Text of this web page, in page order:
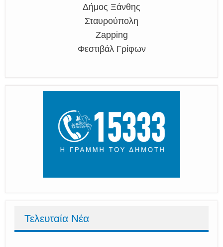
Δήμος Ξάνθης
Σταυρούπολη
Zapping
Φεστιβάλ Γρίφων
Τελευταία Νέα